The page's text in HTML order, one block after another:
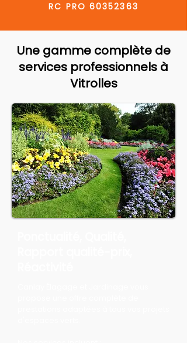
RC PRO 60352363
Une gamme complète de
services professionnels à
Vitrolles